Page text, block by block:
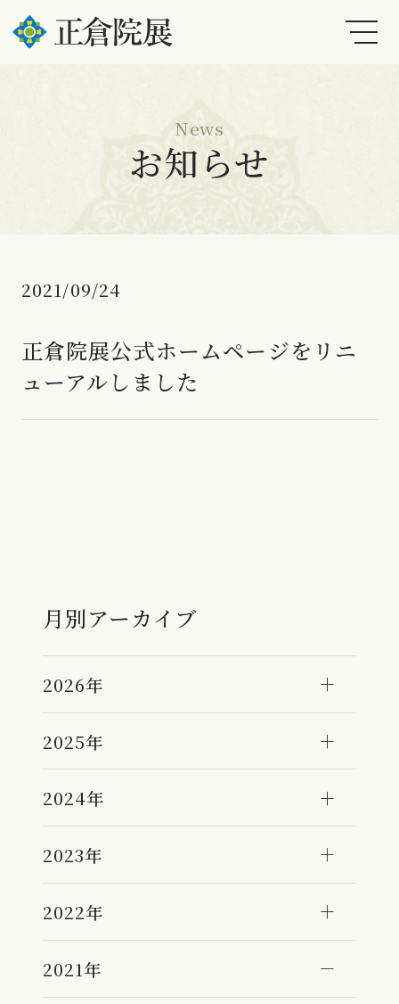
News
お知らせ
2021/09/24
正倉院展公式ホームページをリニ
ューアルしました
月別アーカイブ
2026年
2025年
2024年
2023年
2022年
2021年